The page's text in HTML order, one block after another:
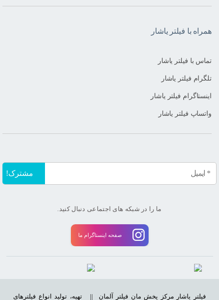
همراه با فیلتر یاشار
تماس با فیلتر یاشار
تلگرام فیلتر یاشار
اینستاگرام فیلتر یاشار
واتساپ فیلتر یاشار
ما را در شبکه های اجتماعی دنبال کنید.
صفحه اینستاگرام ما
فیلتر یاشار مرکز پخش مان فیلتر آلمان ||تهیه، تولید انواع فیلترهای